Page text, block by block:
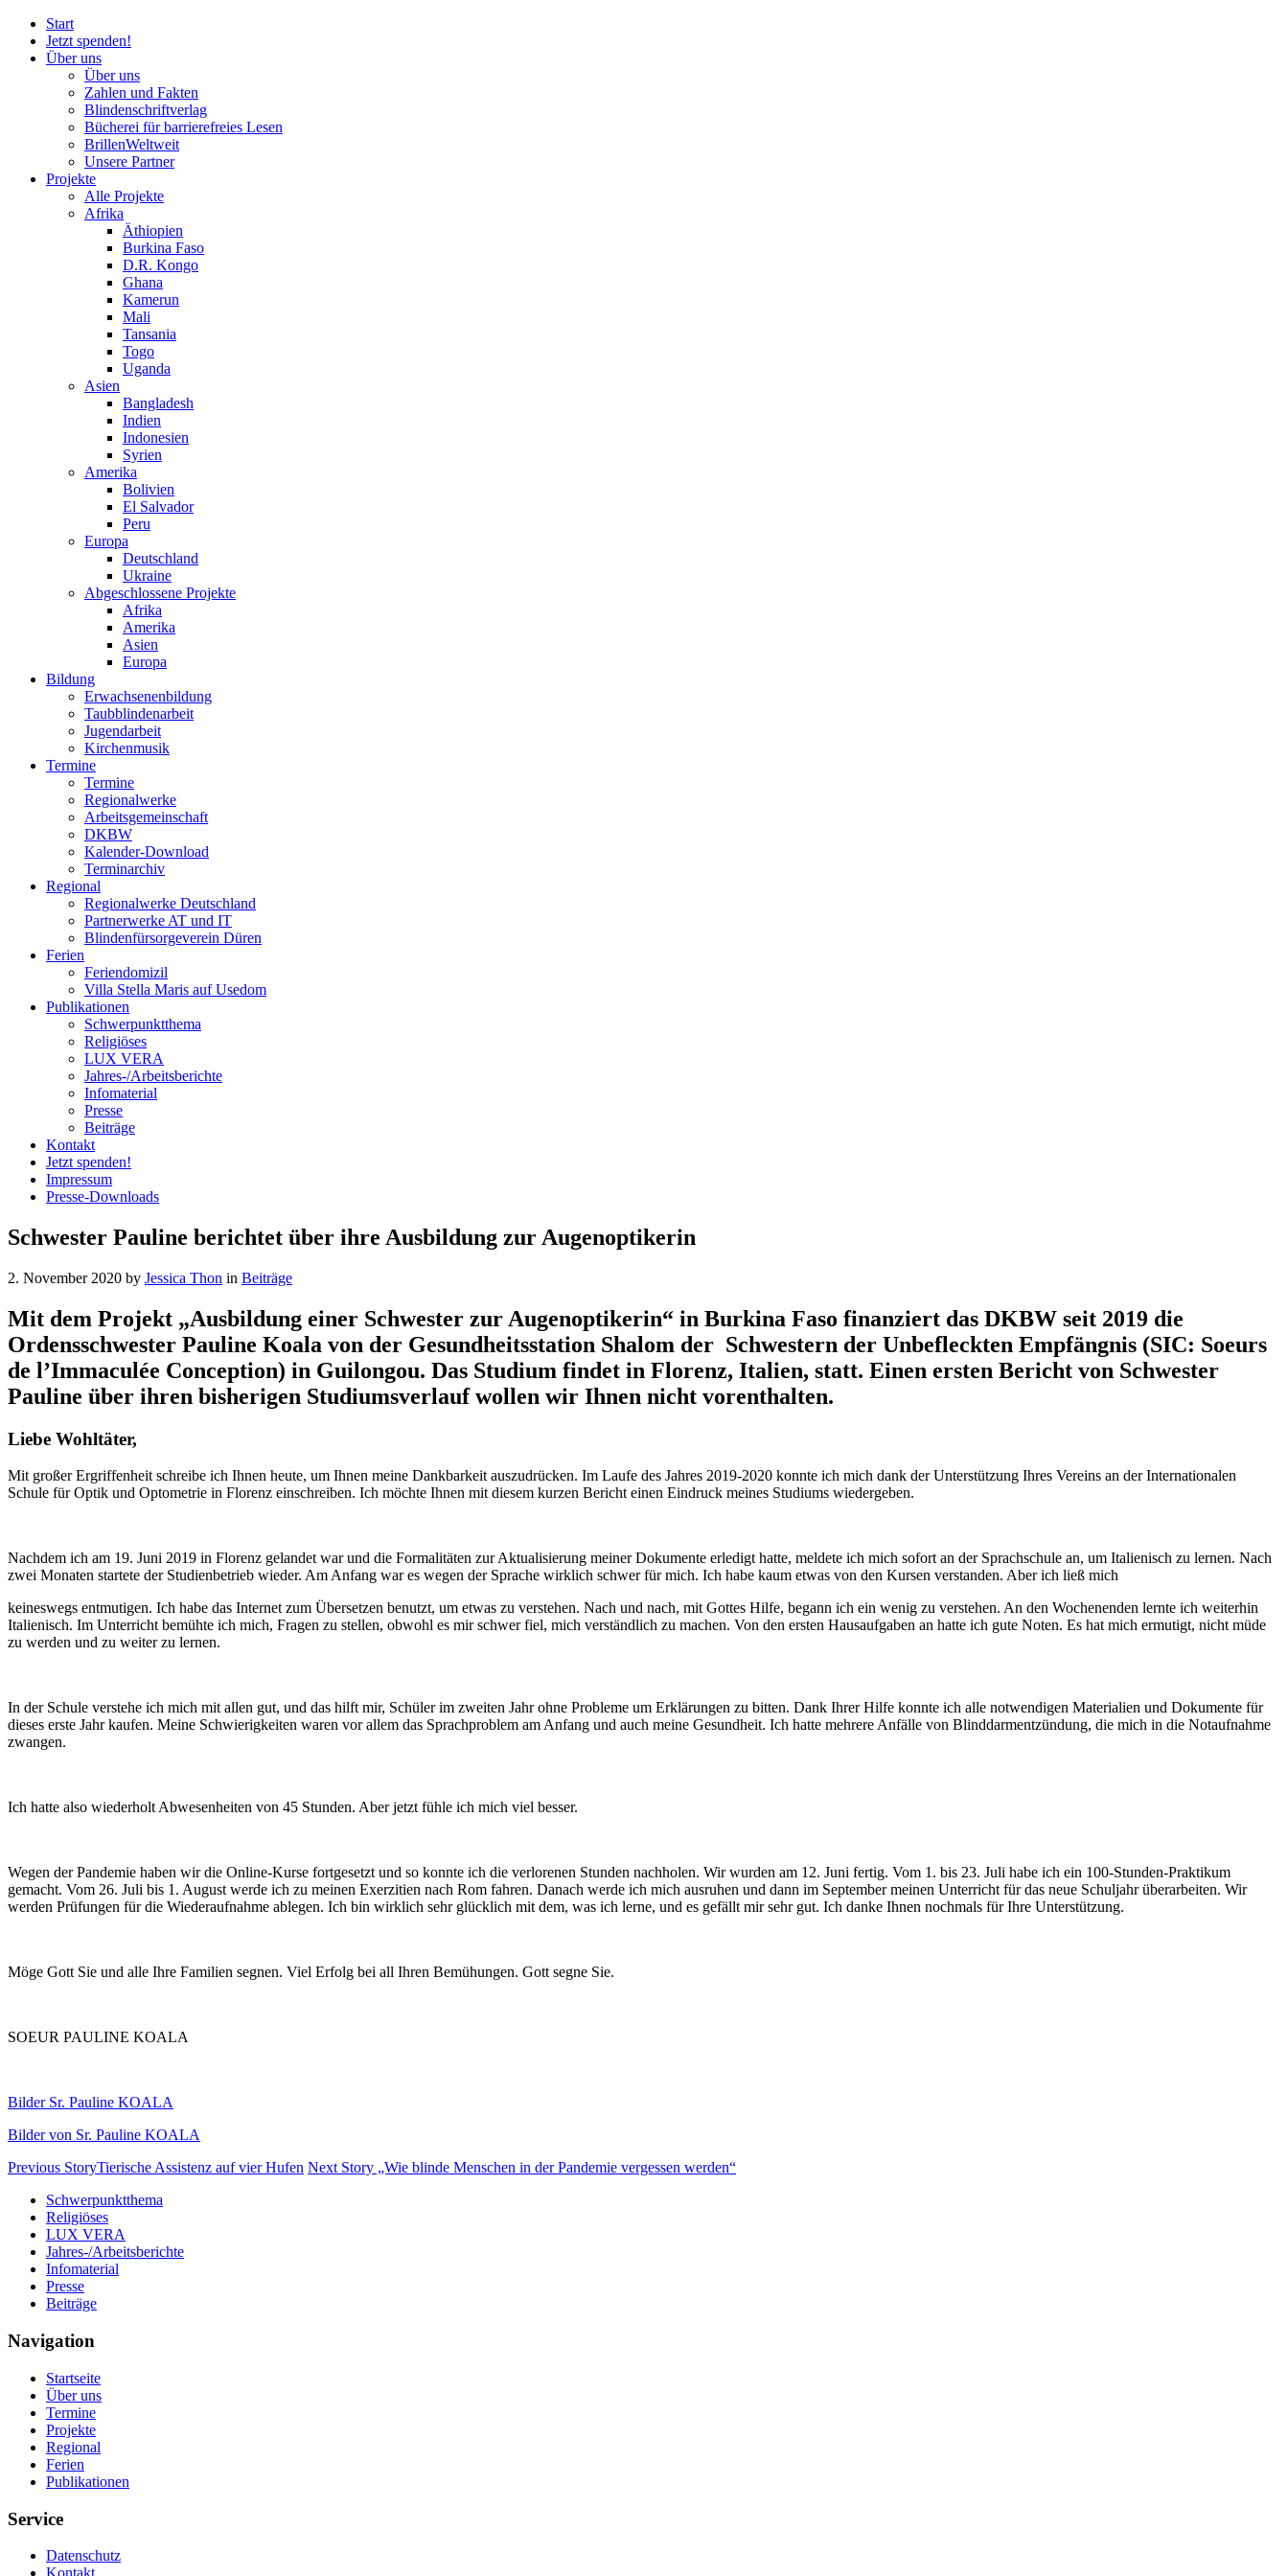
Start
Jetzt spenden!
Über uns
Über uns
Zahlen und Fakten
Blindenschriftverlag
Bücherei fürbarrierefreies Lesen
BrillenWeltweit
Unsere Partner
Projekte
Alle Projekte
Afrika
Äthiopien
Burkina Faso
D.R. Kongo
Ghana
Kamerun
Mali
Tansania
Togo
Uganda
Asien
Bangladesh
Indien
Indonesien
Syrien
Amerika
Bolivien
El Salvador
Peru
Europa
Deutschland
Ukraine
Abgeschlossene Projekte
Afrika
Amerika
Asien
Europa
Bildung
Erwachsenenbildung
Taubblindenarbeit
Jugendarbeit
Kirchenmusik
Termine
Termine
Regionalwerke
Arbeitsgemeinschaft
DKBW
Kalender-Download
Terminarchiv
Regional
Regionalwerke Deutschland
Partnerwerke AT und IT
Blindenfürsorgeverein Düren
Ferien
Feriendomizil
Villa Stella Maris auf Usedom
Publikationen
Schwerpunktthema
Religiöses
LUX VERA
Jahres-/​Arbeitsberichte
Infomaterial
Presse
Beiträge
Kontakt
Jetzt spenden!
Impressum
Presse-Downloads
Schwester Pauline berichtet über ihre Ausbildung zur Augenoptikerin
2. November 2020 by Jessica Thon in Beiträge
Mit dem Projekt „Ausbildung einer Schwester zur Augenoptikerin“ in Burkina Faso finanziert das DKBW seit 2019 die
Ordensschwester Pauline Koala von der Gesundheitsstation Shalom der Schwestern der Unbefleckten Empfängnis (SIC: Soeurs
de l’Immaculée Conception) in Guilongou. Das Studium findet in Florenz, Italien, statt. Einen ersten Bericht von Schwester
Pauline über ihren bisherigen Studiumsverlauf wollen wir Ihnen nicht vorenthalten.
Liebe Wohltäter,
Mit großer Ergriffenheit schreibe ich Ihnen heute, um Ihnen meine Dankbarkeit auszudrücken. Im Laufe des Jahres 2019-2020 konnte ich mich dank der Unterstützung Ihres Vereins an der Internationalen
Schule für Optik und Optometrie in Florenz einschreiben. Ich möchte Ihnen mit diesem kurzen Bericht einen Eindruck meines Studiums wiedergeben.
Nachdem ich am 19. Juni 2019 in Florenz gelandet war und die Formalitäten zur Aktualisierung meiner Dokumente erledigt hatte, meldete ich mich sofort an der Sprachschule an, um Italienisch zu lernen. Nach
zwei Monaten startete der Studienbetrieb wieder. Am Anfang war es wegen der Sprache wirklich schwer für mich. Ich habe kaum etwas von den Kursen verstanden. Aber ich ließ mich
keineswegs entmutigen. Ich habe das Internet zum Übersetzen benutzt, um etwas zu verstehen. Nach und nach, mit Gottes Hilfe, begann ich ein wenig zu verstehen. An den Wochenenden lernte ich weiterhin
Italienisch. Im Unterricht bemühte ich mich, Fragen zu stellen, obwohl es mir schwer fiel, mich verständlich zu machen. Von den ersten Hausaufgaben an hatte ich gute Noten. Es hat mich ermutigt, nicht müde
zu werden und zu weiter zu lernen.
In der Schule verstehe ich mich mit allen gut, und das hilft mir, Schüler im zweiten Jahr ohne Probleme um Erklärungen zu bitten. Dank Ihrer Hilfe konnte ich alle notwendigen Materialien und Dokumente für
dieses erste Jahr kaufen. Meine Schwierigkeiten waren vor allem das Sprachproblem am Anfang und auch meine Gesundheit. Ich hatte mehrere Anfälle von Blinddarmentzündung, die mich in die Notaufnahme
zwangen.
Ich hatte also wiederholt Abwesenheiten von 45 Stunden. Aber jetzt fühle ich mich viel besser.
Wegen der Pandemie haben wir die Online-Kurse fortgesetzt und so konnte ich die verlorenen Stunden nachholen. Wir wurden am 12. Juni fertig. Vom 1. bis 23. Juli habe ich ein 100-Stunden-Praktikum
gemacht. Vom 26. Juli bis 1. August werde ich zu meinen Exerzitien nach Rom fahren. Danach werde ich mich ausruhen und dann im September meinen Unterricht für das neue Schuljahr überarbeiten. Wir
werden Prüfungen für die Wiederaufnahme ablegen. Ich bin wirklich sehr glücklich mit dem, was ich lerne, und es gefällt mir sehr gut. Ich danke Ihnen nochmals für Ihre Unterstützung.
Möge Gott Sie und alle Ihre Familien segnen. Viel Erfolg bei all Ihren Bemühungen. Gott segne Sie.
SOEUR PAULINE KOALA
Bilder Sr. Pauline KOALA
Bilder von Sr. Pauline KOALA
Previous StoryTierische Assistenz auf vierHufen Next Story „Wie blinde Menschen in derPandemie vergessen werden“
Schwerpunktthema
Religiöses
LUX VERA
Jahres-/​Arbeitsberichte
Infomaterial
Presse
Beiträge
Navigation
Startseite
Über uns
Termine
Projekte
Regional
Ferien
Publikationen
Service
Datenschutz